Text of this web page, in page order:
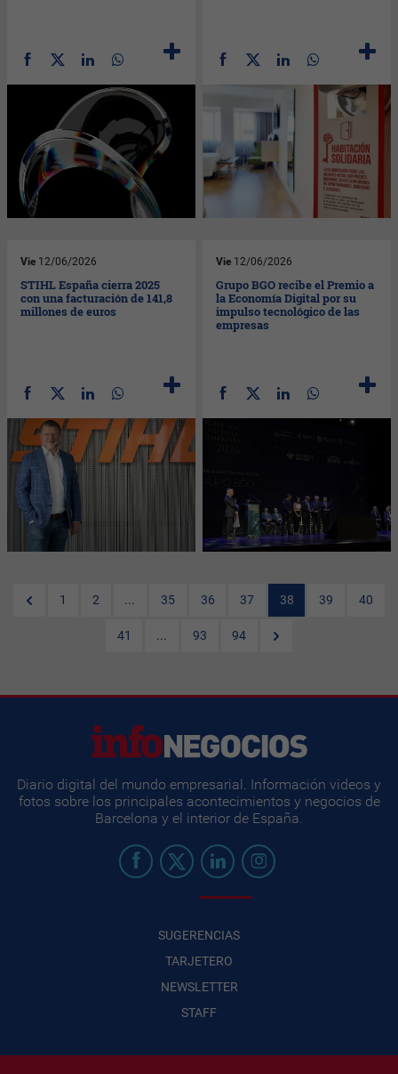
Vie 12/06/2026
STIHL España cierra 2025
con una facturación de 141,8
millones de euros
Vie 12/06/2026
Grupo BGO recibe el Premio a
la Economía Digital por su
impulso tecnológico de las
empresas
1 2 ... 35 36 37 38 39 40
41 ... 93 94
Diario digital del mundo empresarial. Información videos y
fotos sobre los principales acontecimientos y negocios de
Barcelona y el interior de España.
SUGERENCIAS
TARJETERO
NEWSLETTER
STAFF